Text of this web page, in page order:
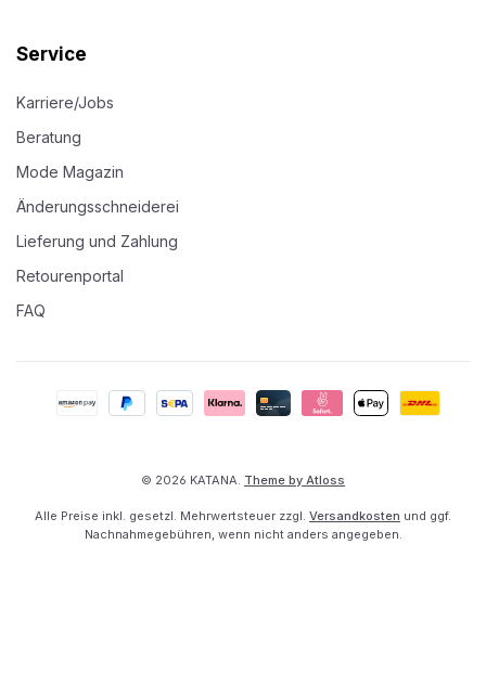
Service
Karriere/Jobs
Beratung
Mode Magazin
Änderungsschneiderei
Lieferung und Zahlung
Retourenportal
FAQ
© 2026 KATANA. Theme by Atloss
Alle Preise inkl. gesetzl. Mehrwertsteuer zzgl. Versandkosten und ggf.
Nachnahmegebühren, wenn nicht anders angegeben.